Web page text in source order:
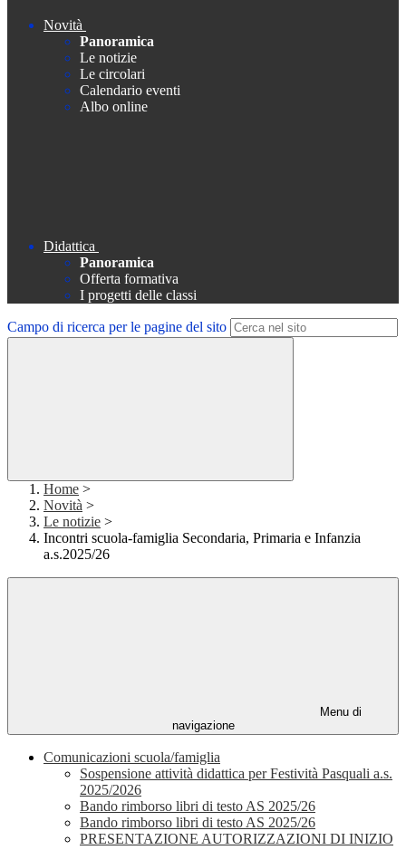
Novità
Panoramica
Le notizie
Le circolari
Calendario eventi
Albo online
Didattica
Panoramica
Offerta formativa
I progetti delle classi
Campo di ricerca per le pagine del sito
Home >
Novità >
Le notizie >
Incontri scuola-famiglia Secondaria, Primaria e Infanzia
a.s.2025/26
Menu di
navigazione
Comunicazioni scuola/famiglia
Sospensione attività didattica per Festività Pasquali a.s.
2025/2026
Bando rimborso libri di testo AS 2025/26
Bando rimborso libri di testo AS 2025/26
PRESENTAZIONE AUTORIZZAZIONI DI INIZIO